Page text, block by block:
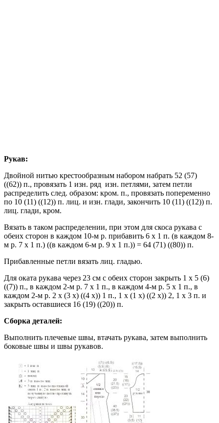
Рукав:
Двойной нитью крестообразным набором набрать 52 (57)
((62)) п., провязать 1 изн. ряд изн. петлями, затем петли
распределить след. образом: кром. п., провязать попеременно
по 10 (11) ((12)) п. лиц. и изн. глади, закончить 10 (11) ((12)) п.
лиц. глади, кром.
Вязать в таком распределении, при этом для скоса рукава с
обеих сторон в каждом 10-м р. прибавить 6 х 1 п. (в каждом 8-
м р. 7 х 1 п.) ((в каждом 6-м р. 9 х 1 п.)) = 64 (71) ((80)) п.
Прибавленные петли вязать лиц. гладью.
Для оката рукава через 23 см с обеих сторон закрыть 1 x 5 (6)
((7)) п., в каждом 2-м р. 7 х 1 п., в каждом 4-м р. 5 х 1 п., в
каждом 2-м р. 2 x (3 x) ((4 x)) 1 п., 1 x (1 x) ((2 x)) 2, 1 x 3 п. и
закрыть оставшиеся 16 (19) ((20)) п.
Сборка деталей:
Выполнить плечевые швы, втачать рукава, затем выполнить
боковые швы и швы рукавов.